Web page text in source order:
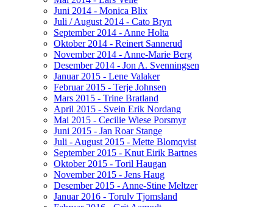
Juni 2014 - Monica Blix
Juli / August 2014 - Cato Bryn
September 2014 - Anne Holta
Oktober 2014 - Reinert Sannerud
November 2014 - Anne-Marie Berg
Desember 2014 - Jon A. Svenningsen
Januar 2015 - Lene Valaker
Februar 2015 - Terje Johnsen
Mars 2015 - Trine Bratland
April 2015 - Svein Erik Nordang
Mai 2015 - Cecilie Wiese Porsmyr
Juni 2015 - Jan Roar Stange
Juli - August 2015 - Mette Blomqvist
September 2015 - Knut Eirik Bartnes
Oktober 2015 - Toril Haugan
November 2015 - Jens Haug
Desember 2015 - Anne-Stine Meltzer
Januar 2016 - Torulv Tjomsland